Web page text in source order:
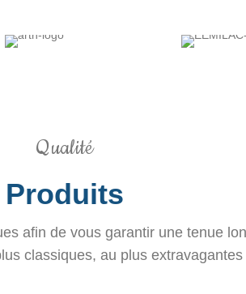
Qualité
Produits
afin de vous garantir une tenue
classiques, au plus extravagantes